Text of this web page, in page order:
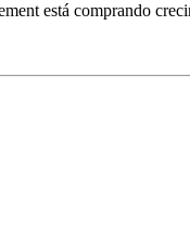
está comprando